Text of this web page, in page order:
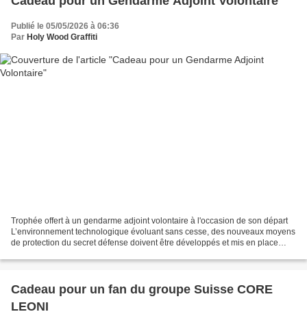
Publié le 05/05/2026 à 06:36
Par Holy Wood Graffiti
Trophée offert à un gendarme adjoint volontaire à l'occasion de son départ
L’environnement technologique évoluant sans cesse, des nouveaux moyens
de protection du secret défense doivent être développés et mis en place
Cadeau pour un fan du groupe Suisse CORE
LEONI